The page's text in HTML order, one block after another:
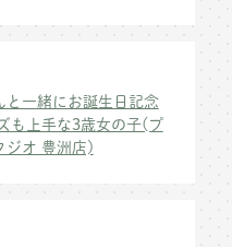
と一緒にお誕生日記念
も上手な3歳女の子(プ
ジオ 豊洲店)